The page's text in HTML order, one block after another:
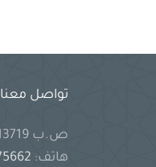
تواصل معنا
ص.ب 13719 جدة 21414 المملكة العربية السعودية
هاتف: